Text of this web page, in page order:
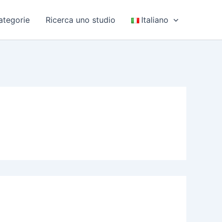
Ricerca uno studio Italiano